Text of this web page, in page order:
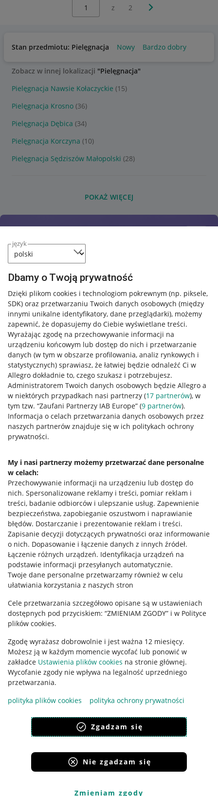
język
Dbamy o Twoją prywatność
Dzięki plikom cookies i technologiom pokrewnym (np. piksele,
SDK) oraz przetwarzaniu Twoich danych osobowych (między
innymi unikalne identyfikatory, dane przeglądarki), możemy
zapewnić, że dopasujemy do Ciebie wyświetlane treści.
Wyrażając zgodę na przechowywanie informacji na
urządzeniu końcowym lub dostęp do nich i przetwarzanie
danych (w tym w obszarze profilowania, analiz rynkowych i
statystycznych) sprawiasz, że łatwiej będzie odnaleźć Ci w
Allegro dokładnie to, czego szukasz i potrzebujesz.
Administratorem Twoich danych osobowych będzie Allegro a
w niektórych przypadkach nasi partnerzy (17 partnerów), w
tym tzw. “Zaufani Partnerzy IAB Europe” (9 partnerów).
Informacja o celach przetwarzania danych osobowych przez
naszych partnerów znajduje się w ich politykach ochrony
prywatności.
My i nasi partnerzy możemy przetwarzać dane personalne
w celach:
Przechowywanie informacji na urządzeniu lub dostęp do
nich. Spersonalizowane reklamy i treści, pomiar reklam i
treści, badanie odbiorców i ulepszanie usług. Zapewnienie
bezpieczeństwa, zapobieganie oszustwom i naprawianie
błędów. Dostarczanie i prezentowanie reklam i treści.
Zapisanie decyzji dotyczących prywatności oraz informowanie
o nich. Dopasowanie i łączenie danych z innych źródeł.
Łączenie różnych urządzeń. Identyfikacja urządzeń na
podstawie informacji przesyłanych automatycznie.
Twoje dane personalne przetwarzamy również w celu
ułatwiania korzystania z naszych stron
Cele przetwarzania szczegółowo opisane są w ustawieniach
dostępnych pod przyciskiem: “ZMIENIAM ZGODY” i w Polityce
plików cookies.
Zgodę wyrażasz dobrowolnie i jest ważna 12 miesięcy.
Możesz ją w każdym momencie wycofać lub ponowić w
zakładce Ustawienia plików cookies na stronie głównej.
Wycofanie zgody nie wpływa na legalność uprzedniego
przetwarzania.
polityka plików cookies
polityka ochrony prywatności
Zgadzam się
Nie zgadzam się
Zmieniam zgody
z 2 Następna strona
Stan przedmiotu: Pielęgnacja Nowy Bardzo dobry
Zobacz w innej lokalizacji "Pielęgnacja"
Pielęgnacja Nawsie Kołaczyckie (15)
Pielęgnacja Krosno (36)
Pielęgnacja Dębica (34)
Pielęgnacja Korczyna (10)
Pielęgnacja Sędziszów Małopolski (28)
POKAŻ WIĘCEJ
Przydatne informacje
Jak to działa
Allegro Gadane dla sprzedających
Allegro Gadane dla kupujących
Mapa miejscowości
Informacje prawne
Regulamin
Polityka plików "cookies"
Ustawienia plików "cookies"
Udostępnianie lokalizacji
Informacje dla Aktu o Usługach Cyfrowych
Pobierz aplikację
Korzystanie z serwisu oznacza akceptacjęregulaminu